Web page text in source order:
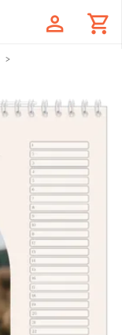
profile shopping_cart